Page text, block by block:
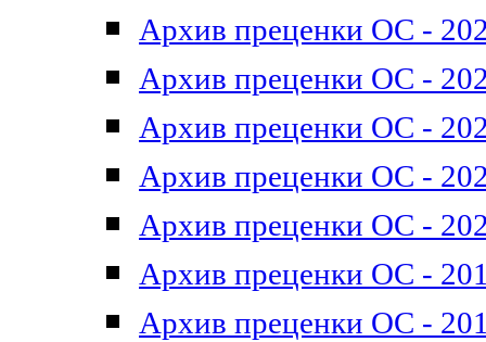
Архив преценки ОС -
Архив преценки ОС -
Архив преценки ОС -
Архив преценки ОС -
Архив преценки ОС -
Архив преценки ОС -
Архив преценки ОС -